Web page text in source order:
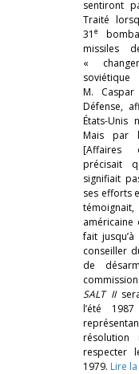
sentiront
Traité
31 e
missiles
«
M.
Défense,
États-Unis
Mais par
[Affaires
précisait
signifiait
ses efforts
fait
conseiller
de
SALT II
l’été
résolution
respecter
1979. Lire